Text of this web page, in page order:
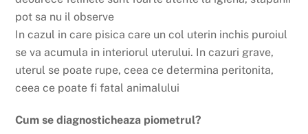
pot sa nu il observe
In cazul in care pisica care un col uterin inchis puroiul
se va acumula in interiorul uterului. In cazuri grave,
uterul se poate rupe, ceea ce determina peritonita,
ceea ce poate fi fatal animalului
Cum se diagnosticheaza piometrul?